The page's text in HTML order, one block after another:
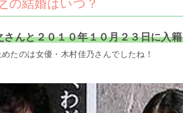
の結婚はいつ？
んと２０１０年１０月２３日に入籍
たのは女優・木村佳乃さんでしたね！